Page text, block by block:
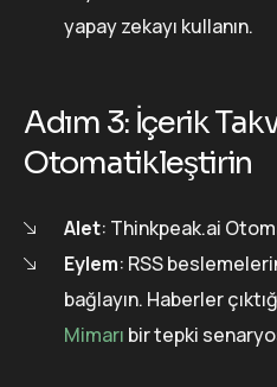
yapay zekayı kullanın.
Adım 3: İçerik
Otomatikleştirin
Alet: Thinkpeak.ai
Eylem: RSS
bağlayın. Haberler
Mimarı bir tepki